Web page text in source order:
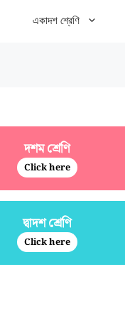
একাদশ শ্রেণি
দশম শ্রেণি
Click here
দ্বাদশ শ্রেণি
Click here